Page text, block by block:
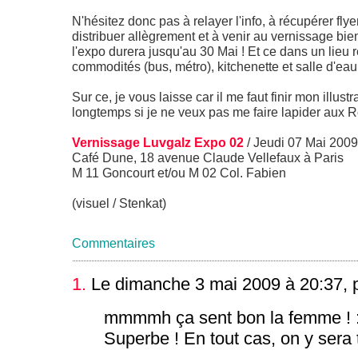
N'hésitez donc pas à relayer l'info, à récupérer
distribuer allègrement et à venir au vernissage
l'expo durera jusqu'au 30 Mai ! Et ce dans un lieu
commodités (bus, métro), kitchenette et salle
Sur ce, je vous laisse car il me faut finir mon
longtemps si je ne veux pas me faire lapider aux
Vernissage Luvgalz Expo 02 / Jeudi 07 Mai
Café Dune, 18 avenue Claude Vellefaux à Paris
M 11 Goncourt et/ou M 02 Col. Fabien
(visuel / Stenkat)
Commentaires
1. Le dimanche 3 mai 2009 à 20:37,
mmmmh ça sent bon la femme !
Superbe ! En tout cas, on y sera